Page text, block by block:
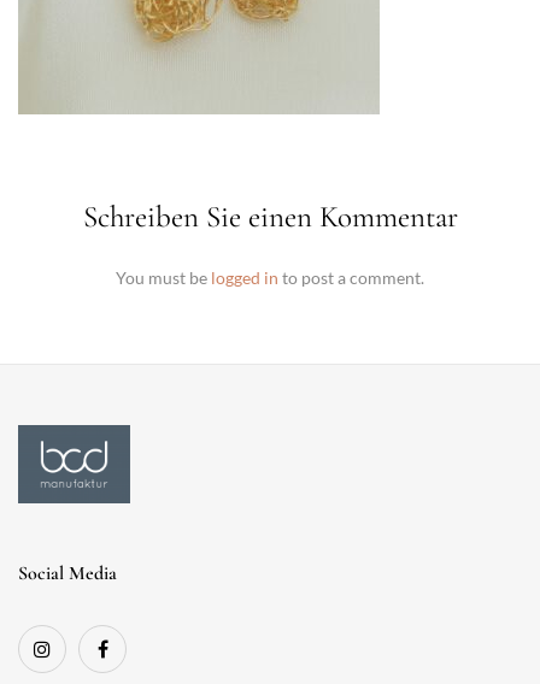
Schreiben Sie einen Kommentar
You must be logged in to post a comment.
Social Media